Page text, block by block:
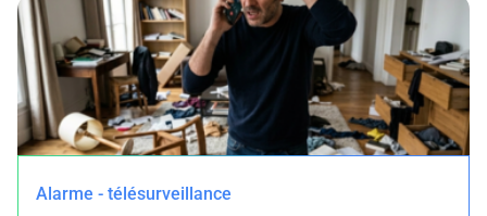
Alarme - télésurveillance